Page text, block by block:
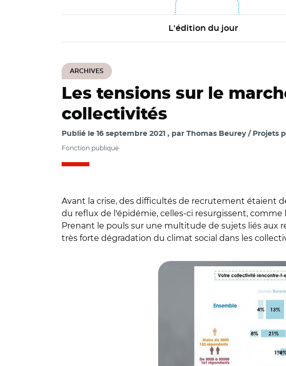
L'édition du jour
ARCHIVES
Les tensions sur le
collectivités
Publié le 16 septembre 2021 par Thomas Beurey / Projets
Fonction publique
Avant la crise, des difficultés de recrutement étaient
du reflux de l'épidémie, celles-ci resurgissent,
Prenant le pouls sur une multitude de sujets liés aux
très forte dégradation du climat social dans les